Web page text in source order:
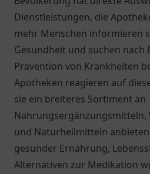
Dienstleistungen, die
mehr Menschen informieren
Gesundheit und suchen nach
Prävention von Krankheiten
Apotheken reagieren auf
sie ein breiteres Sortiment an
Nahrungsergänzungsmitteln,
und Naturheilmitteln
gesunder Ernährung,
Alternativen zur Medikation